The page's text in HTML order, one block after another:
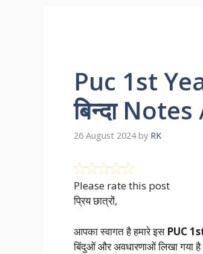
Puc 1st
बिन्दा
26 August 2024 by RK
Please rate this post
प्रिय छात्रों,
आपका स्वागत है हमारे इस PUC
बिंदुओं और अवधारणाओं लिखा गया है